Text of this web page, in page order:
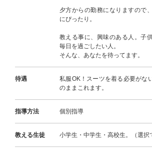
夕方からの勤務になりますので
にぴったり。
教える事に、興味のある人。子
毎日を過ごしたい人。
そんな、あなたを待ってます。
待遇
私服OK！スーツを着る必要がな
のままこれます。
指導方法 個別指導
教える生徒 小学生・中学生・高校生。（選択